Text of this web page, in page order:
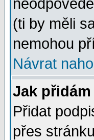
(ti by měli
nemohou
Návrat
Jak
Přidat
přes stránku